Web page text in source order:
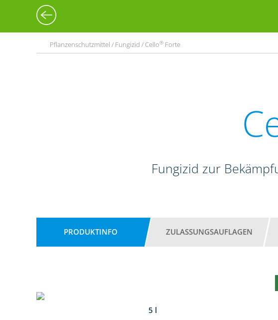
Pflanzenschutzmittel / Fungizid / Cello® Forte
Fungizid zur
PRODUKTINFO ZULASSUNGSAUFLAGEN
5 l